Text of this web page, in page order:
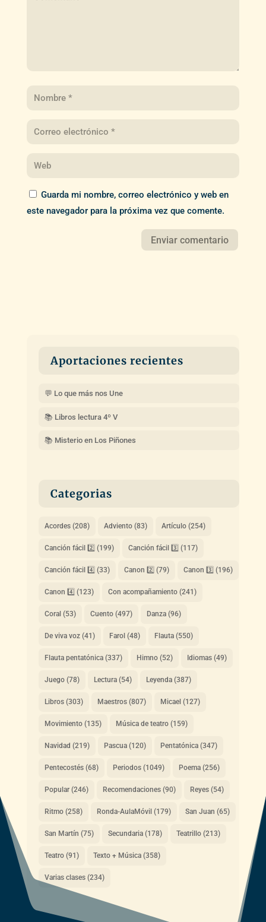
Guarda mi nombre, correo electrónico y web en
este navegador para la próxima vez que comente.
Aportaciones recientes
💬 Lo que más nos Une
📚 Libros lectura 4º V
📚 Misterio en Los Piñones
Categorias
Acordes(208) Adviento(83) Artículo(254)
Canción fácil 2️⃣ (199) Canción fácil 3️⃣ (117)
Canción fácil 4️⃣ (33) Canon 2️⃣ (79) Canon 3️⃣ (196)
Canon 4️⃣ (123) Con acompañamiento(241)
Coral (53) Cuento(497) Danza(96)
De viva voz(41) Farol (48) Flauta(550)
Flauta pentatónica(337) Himno(52) Idiomas(49)
Juego(78) Lectura(54) Leyenda(387)
Libros(303) Maestros(807) Micael (127)
Movimiento(135) Música de teatro(159)
Navidad (219) Pascua(120) Pentatónica(347)
Pentecostés(68) Periodos(1049) Poema(256)
Popular(246) Recomendaciones(90) Reyes(54)
Ritmo(258) Ronda-AulaMóvil (179) San Juan (65)
San Martín (75) Secundaria(178) Teatrillo(213)
Teatro(91) Texto + Música(358)
Varias clases(234)